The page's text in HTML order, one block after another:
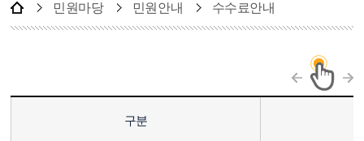
민원마당 민원안내 수수료안내
구분